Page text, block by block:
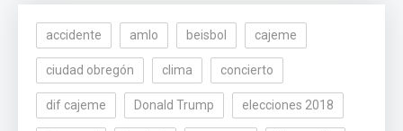
accidente amlo beisbol cajeme
ciudad obregón clima concierto
dif cajeme Donald Trump elecciones 2018